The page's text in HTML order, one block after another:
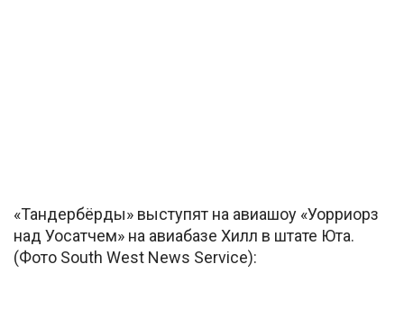
«Тандербёрды» выступят на авиашоу «Уорриорз
над Уосатчем» на авиабазе Хилл в штате Юта.
(Фото South West News Service):